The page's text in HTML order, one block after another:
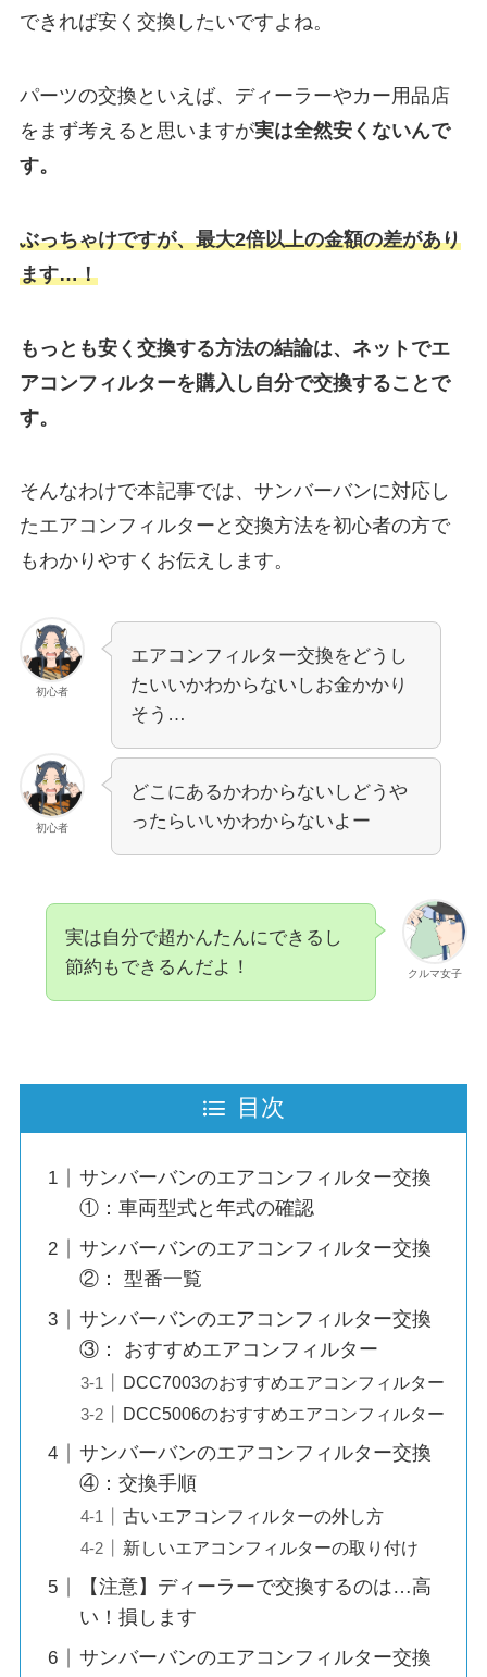
できれば安く交換したいですよね。
パーツの交換といえば、ディーラーやカー用品店
をまず考えると思いますが実は全然安くないんで
す。
ぶっちゃけですが、最大2倍以上の金額の差があり
ます…！
もっとも安く交換する方法の結論は、ネットでエ
アコンフィルターを購入し自分で交換することで
す。
そんなわけで本記事では、 サンバーバンに対応し
たエアコンフィルターと交換方法を初心者の方で
もわかりやすくお伝えします。
初心者
エアコンフィルター交換をどうし
たいいかわからないしお金かかり
そう…
初心者
どこにあるかわからないしどうや
ったらいいかわからないよー
クルマ女子
実は自分で超かんたんにできるし
節約もできるんだよ！
目次
サンバーバンのエアコンフィルター交換
①：車両型式と年式の確認
サンバーバンのエアコンフィルター交換
②： 型番一覧
サンバーバンのエアコンフィルター交換
③： おすすめエアコンフィルター
DCC7003のおすすめエアコンフィルター
DCC5006のおすすめエアコンフィルター
サンバーバンのエアコンフィルター交換
④：交換手順
古いエアコンフィルターの外し方
新しいエアコンフィルターの取り付け
【注意】ディーラーで交換するのは…高
い！損します
サンバーバンのエアコンフィルター交換